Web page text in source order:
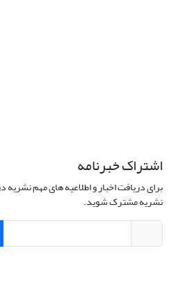
اشتراک خبرنامه
برای دریافت اخبار و اطلاعیه های مهم نشریه
نشریه مشترک شوید.